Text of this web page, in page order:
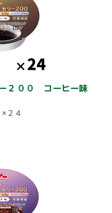
２００ コーヒー味
２４